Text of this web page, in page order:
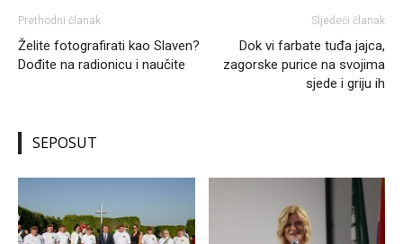
Prethodni članak
Želite fotografirati kao Slaven?
Dođite na radionicu i naučite
Sljedeći članak
Dok vi farbate tuđa jajca,
zagorske purice na svojima
sjede i griju ih
SEPOSUT